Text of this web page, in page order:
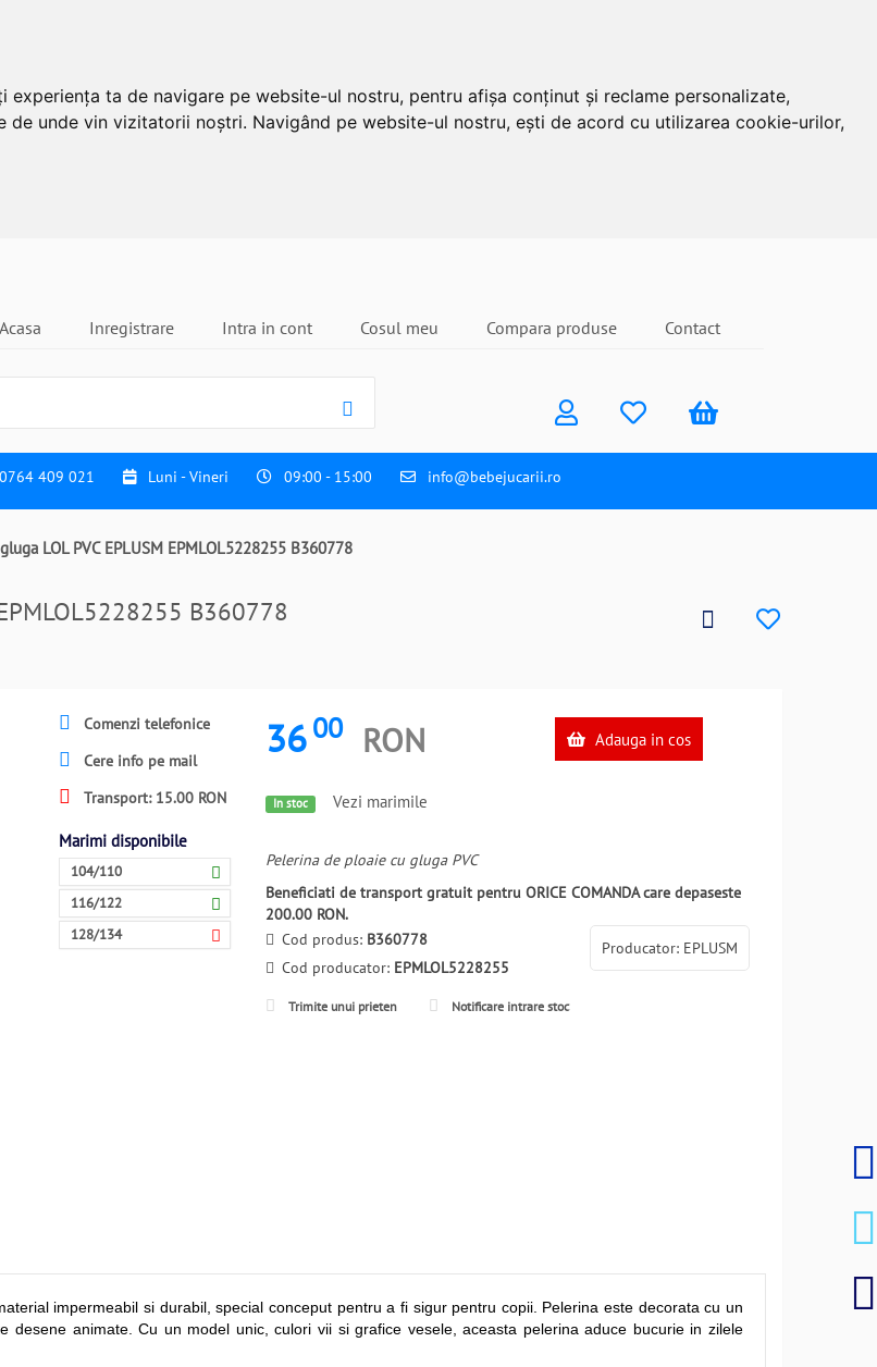
ta de navigare pe website-ul nostru, pentru afișa conținut și reclame personalizate,
unde vin vizitatorii noștri. Navigând pe website-ul nostru, ești de acord cu utilizarea cookie-urilor,
Acasa Inregistrare Intra in cont Cosul meu Compara produse Contact
0764 409 021 Luni - Vineri 09:00 - 15:00 info@bebejucarii.ro
LOL PVC EPLUSM EPMLOL5228255 B360778
B360778
Comenzi telefonice
Cere info pe mail
Transport: 15.00 RON
Marimi disponibile
104/110
116/122
128/134
3600 RON Adauga in cos
In stoc Vezi marimile
Pelerina de ploaie cu gluga PVC
Beneficiati de transport gratuit pentru ORICE COMANDA care depaseste
200.00 RON.
Producator: EPLUSM
Cod produs: B360778
Cod producator: EPMLOL5228255
Trimite unui prieten Notificare intrare stoc
impermeabil si durabil, special conceput pentru a fi sigur pentru copii. Pelerina este decorata cu un
desene animate. Cu un model unic, culori vii si grafice vesele, aceasta pelerina aduce bucurie in zilele